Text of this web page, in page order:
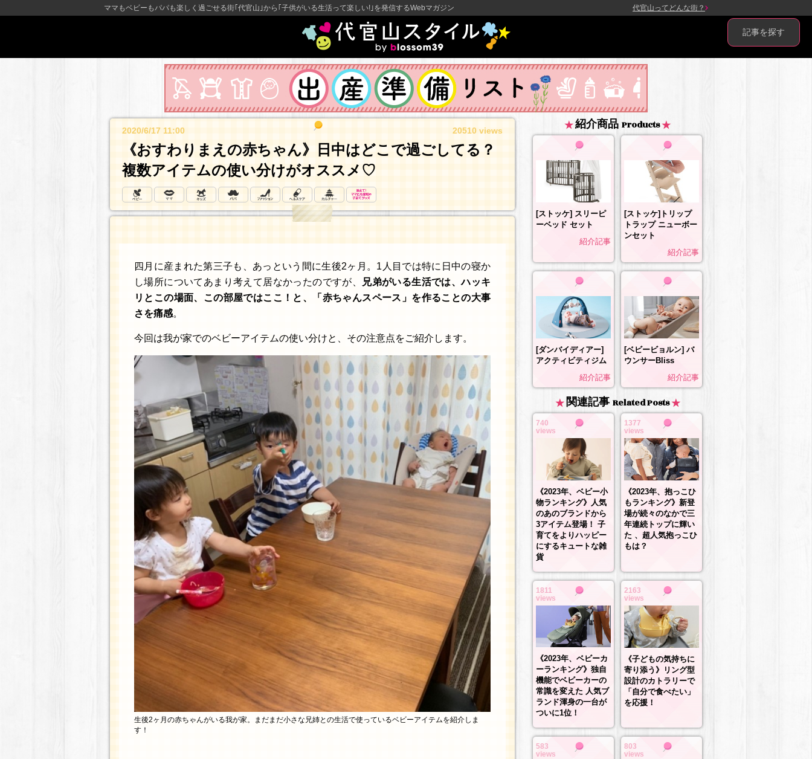
ママもベビーもパパも楽しく過ごせる街｢代官山｣から｢子供がいる生活って楽しい!｣を発信するWebマガジン 代官山ってどんな街？
2020/6/17 11:00 20510 views
《おすわりまえの赤ちゃん》日中はどこで過ごしてる？
複数アイテムの使い分けがオススメ♡
四月に産まれた第三子も、あっという間に生後2ヶ月。1人目では特に日中の寝か
し場所についてあまり考えて居なかったのですが、
兄弟がいる生活では、ハッキ
リとこの場面、この部屋ではここ！と、「赤ちゃんスペース」を作ることの大事
さを痛感。
今回は我が家でのベビーアイテムの使い分けと、その注意点をご紹介します。
生後2ヶ月の赤ちゃんがいる我が家。まだまだ小さな兄姉との生活で使っているベビーアイテムを紹介しま
す！
紹介商品 Products
[ストッケ] スリーピ
ーベッド セット
紹介記事
[ストッケ]トリップ
トラップ ニューボー
ンセット
紹介記事
[ダンバイディアー]
アクティビティジム
紹介記事
[ベビービョルン] バ
ウンサーBliss
紹介記事
関連記事 Related Posts
740
views
《2023年、ベビー小
物ランキング》人気
のあのブランドから
3アイテム登場！ 子
育てをよりハッピー
にするキュートな雑
貨
1377
views
《2023年、抱っこひ
もランキング》新登
場が続々のなかで三
年連続トップに輝い
た 、超人気抱っこひ
もは？
1811
views
《2023年、ベビーカ
ーランキング》独自
機能でベビーカーの
常識を変えた 人気ブ
ランド渾身の一台が
ついに1位！
2163
views
《子どもの気持ちに
寄り添う》リング型
設計のカトラリーで
「自分で食べたい」
を応援！
583
views
803
views
記事を探す